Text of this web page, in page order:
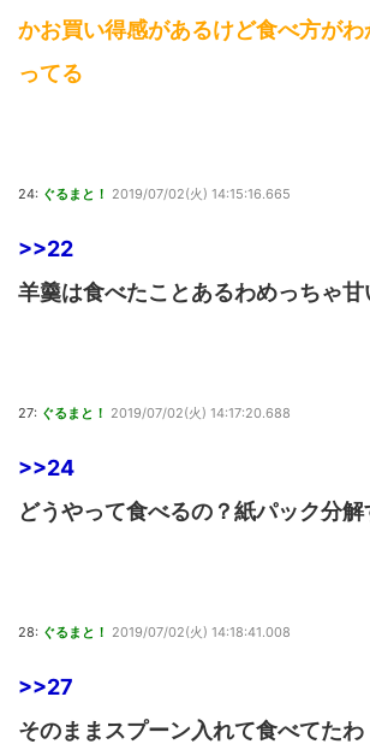
かお買い得感があるけど食べ方が
ってる
24: ぐるまと！ 2019/07/02(火) 14:15:16.665
>>22
羊羹は食べたことあるわめっちゃ甘
27: ぐるまと！ 2019/07/02(火) 14:17:20.688
>>24
どうやって食べるの？紙パック分解
28: ぐるまと！ 2019/07/02(火) 14:18:41.008
>>27
そのままスプーン入れて食べてたわ